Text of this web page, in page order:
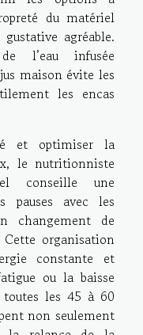
du matériel
agréable.
l’eau infusée
maison évite les
les encas
et optimiser la
le nutritionniste
conseille une
pauses avec les
changement de
organisation
constante et
ou la baisse
toutes les 45 à 60
non seulement